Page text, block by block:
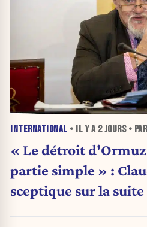
INTERNATIONAL • IL Y A 2 JOURS•
« Le détroit
partie simple » :
sceptique sur la